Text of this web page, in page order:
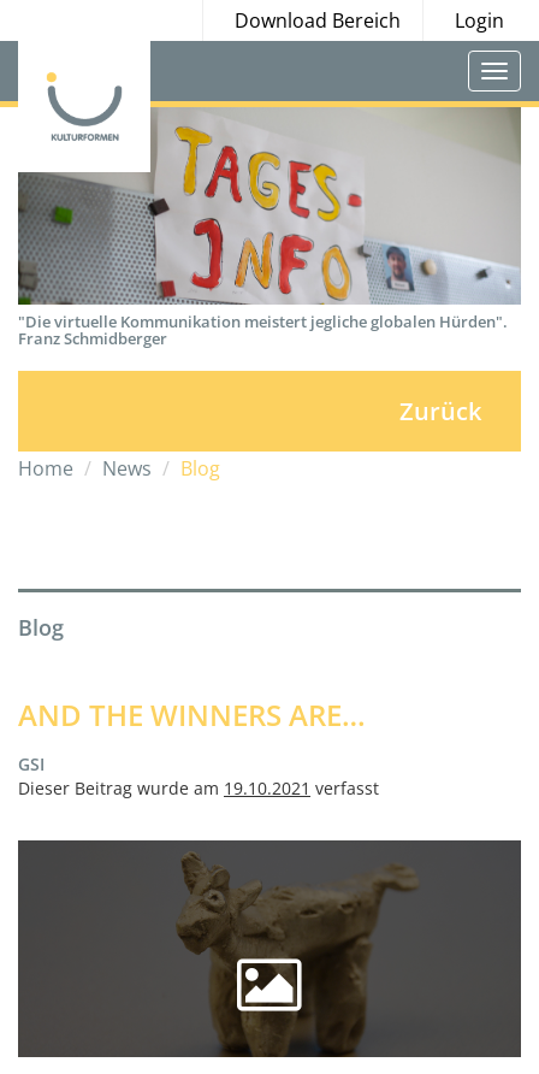
Download Bereich Login
"Die virtuelle Kommunikation meistert jegliche globalen Hürden".
Franz Schmidberger
Zurück
Home News Blog
Blog
AND THE WINNERS ARE…
GSI
Dieser Beitrag wurde am 19.10.2021 verfasst